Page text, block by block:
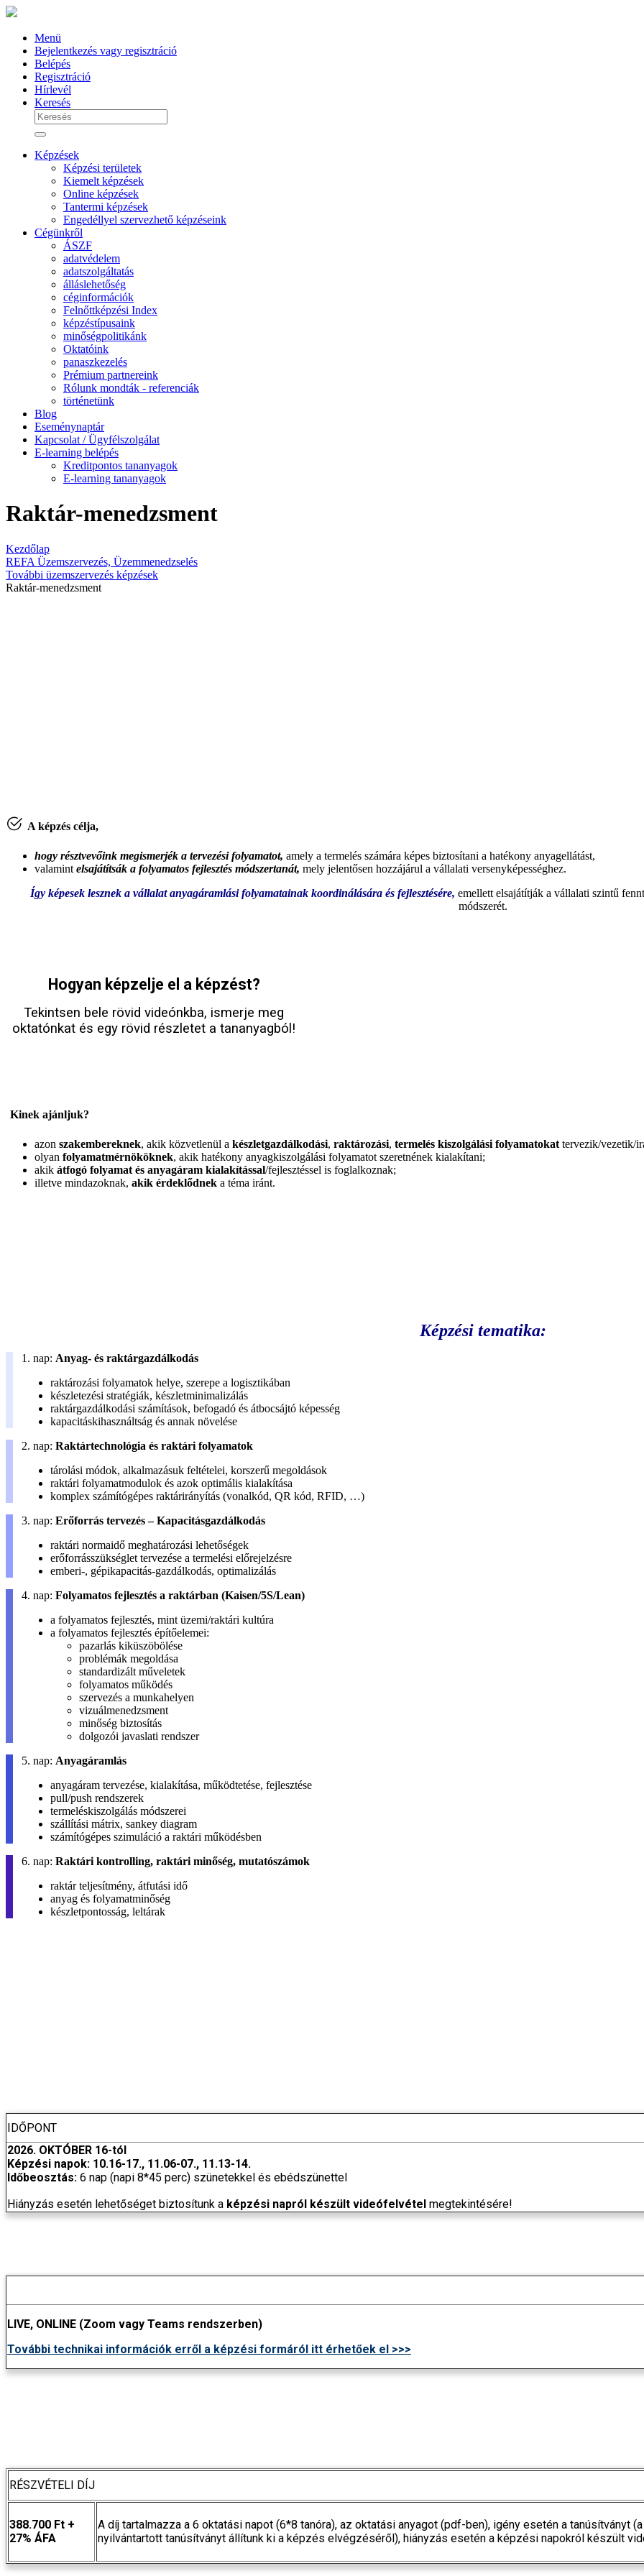
Menü
Bejelentkezés vagy regisztráció
Belépés
Regisztráció
Hírlevél
Keresés
Képzések
Képzési területek
Kiemelt képzések
Online képzések
Tantermi képzések
Engedéllyel szervezhető képzéseink
Cégünkről
ÁSZF
adatvédelem
adatszolgáltatás
álláslehetőség
céginformációk
Felnőttképzési Index
képzéstípusaink
minőségpolitikánk
Oktatóink
panaszkezelés
Prémium partnereink
Rólunk mondták - referenciák
történetünk
Blog
Eseménynaptár
Kapcsolat / Ügyfélszolgálat
E-learning belépés
Kreditpontos tananyagok
E-learning tananyagok
Raktár-menedzsment
Kezdőlap
REFA Üzemszervezés, Üzemmenedzselés
További üzemszervezés képzések
Raktár-menedzsment
A képzés célja,
hogy résztvevőink megismerjék a tervezési folyamatot, amely a termelés számára képes biztosítani a hatékony anyagellátást,
valamintelsajátítsák a folyamatos fejlesztés módszertanát, mely jelentősen hozzájárul a vállalati versenyképességhez.
Így képesek lesznek a vállalat anyagáramlási folyamatainak koordinálására és fejlesztésére, emellett elsajátítják a vállalati szintű
módszerét.
Hogyan képzelje el a képzést?
Tekintsen bele rövid videónkba, ismerje meg
oktatónkat és egy rövid részletet a tananyagból!
Kinek ajánljuk?
azon szakembereknek, akik közvetlenül a készletgazdálkodási, raktározási, termelés kiszolgálási folyamatokat tervezik/vezetik/
olyan folyamatmérnököknek, akik hatékony anyagkiszolgálási folyamatot szeretnének kialakítani;
akik átfogó folyamat és anyagáram kialakítással/fejlesztéssel is foglalkoznak;
illetve mindazoknak, akik érdeklődnek a téma iránt.
Képzési tematika:
1. nap: Anyag- és raktárgazdálkodás
raktározási folyamatok helye, szerepe a logisztikában
készletezési stratégiák, készletminimalizálás
raktárgazdálkodási számítások, befogadó és átbocsájtó képesség
kapacitáskihasználtság és annak növelése
2. nap: Raktártechnológia és raktári folyamatok
tárolási módok, alkalmazásuk feltételei, korszerű megoldások
raktári folyamatmodulok és azok optimális kialakítása
komplex számítógépes raktárirányítás (vonalkód, QR kód, RFID, …)
3. nap: Erőforrás tervezés – Kapacitásgazdálkodás
raktári normaidő meghatározási lehetőségek
erőforrásszükséglet tervezése a termelési előrejelzésre
emberi-, gépikapacitás-gazdálkodás, optimalizálás
4. nap: Folyamatos fejlesztés a raktárban (Kaisen/5S/Lean)
a folyamatos fejlesztés, mint üzemi/raktári kultúra
a folyamatos fejlesztés építőelemei:
pazarlás kiküszöbölése
problémák megoldása
standardizált műveletek
folyamatos működés
szervezés a munkahelyen
vizuálmenedzsment
minőség biztosítás
dolgozói javaslati rendszer
5. nap: Anyagáramlás
anyagáram tervezése, kialakítása, működtetése, fejlesztése
pull/push rendszerek
termeléskiszolgálás módszerei
szállítási mátrix, sankey diagram
számítógépes szimuláció a raktári működésben
6. nap: Raktári kontrolling, raktári minőség, mutatószámok
raktár teljesítmény, átfutási idő
anyag és folyamatminőség
készletpontosság, leltárak
IDŐPONT
2026. OKTÓBER 16-tól
Képzési napok: 10.16-17., 11.06-07., 11.13-14.
Időbeosztás: 6 nap (napi 8*45 perc) szünetekkel és ebédszünettel
Hiányzás esetén lehetőséget biztosítunk a képzési napról készült videófelvétel megtekintésére!
LIVE, ONLINE (Zoom vagy Teams rendszerben)
További technikai információk erről a képzési formáról itt érhetőek el >>>
RÉSZVÉTELI DÍJ
388.700 Ft +
27% ÁFA
A díj tartalmazza a 6 oktatási napot (6*8 tanóra), az oktatási anyagot (pdf-ben), igény esetén a
nyilvántartott tanúsítványt állítunk ki a képzés elvégzéséről), hiányzás esetén a képzési napokról készült